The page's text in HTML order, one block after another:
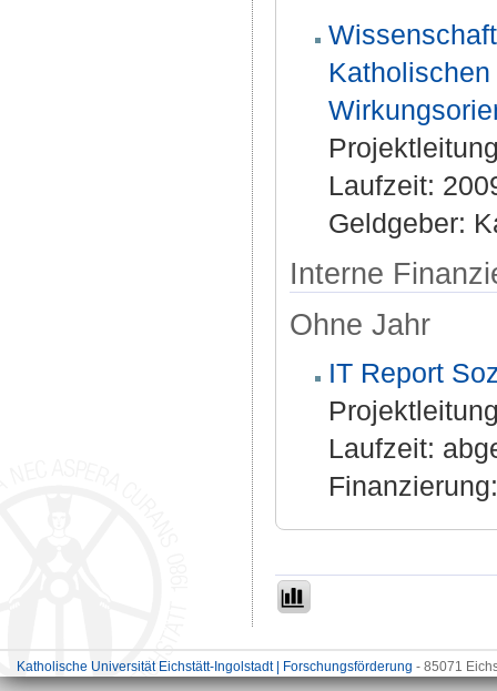
Laufzeit:
Geldgeber:
Interne
Ohne Jahr
IT Report
Laufzeit:
Katholische Universität Eichstätt-Ingolstadt | Forschungsförderung - 85071